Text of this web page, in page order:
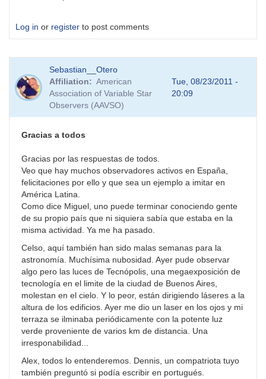
Log in or register to post comments
Sebastian__Otero
Affiliation
American
Association of Variable Star
Observers (AAVSO)
Tue, 08/23/2011 -
20:09
Gracias a todos
Gracias por las respuestas de todos.
Veo que hay muchos observadores activos en España,
felicitaciones por ello y que sea un ejemplo a imitar en
América Latina.
Como dice Miguel, uno puede terminar conociendo gente
de su propio país que ni siquiera sabía que estaba en la
misma actividad. Ya me ha pasado.
Celso, aquí también han sido malas semanas para la
astronomía. Muchísima nubosidad. Ayer pude observar
algo pero las luces de Tecnópolis, una megaexposición de
tecnología en el limite de la ciudad de Buenos Aires,
molestan en el cielo. Y lo peor, están dirigiendo láseres a la
altura de los edificios. Ayer me dio un laser en los ojos y mi
terraza se ilminaba periódicamente con la potente luz
verde proveniente de varios km de distancia. Una
irresponabilidad...
Alex, todos lo entenderemos. Dennis, un compatriota tuyo
también preguntó si podía escribir en portugués.